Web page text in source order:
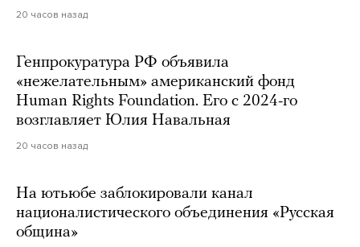
20 часов назад
Генпрокуратура РФ объявила
«нежелательным» американский фонд
Human Rights Foundation. Его с 2024-го
возглавляет Юлия Навальная
20 часов назад
На ютьюбе заблокировали канал
националистического объединения «Русская
община»